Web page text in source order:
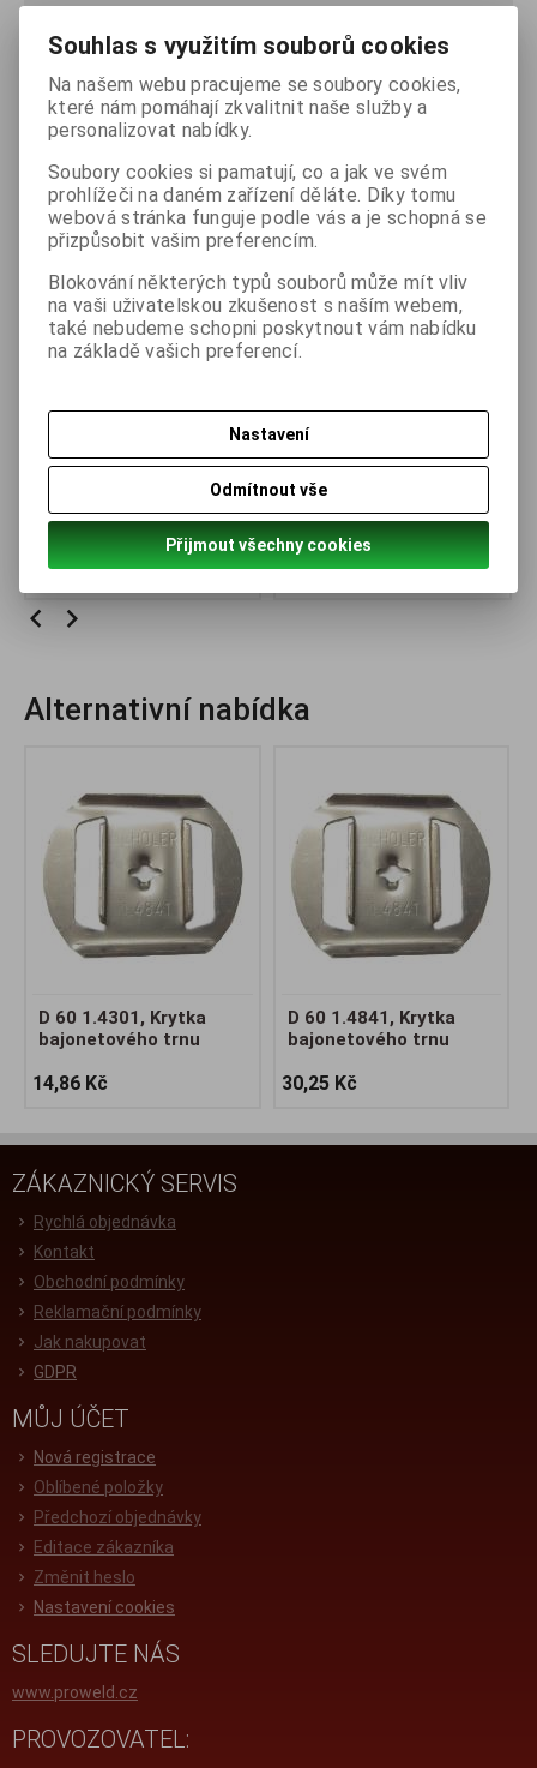
Dotaz na výrobek
Doporučit výrobek
Kompatibilní
Bajonetovy trn FFS 5 x
80 1.4301
57,84 Kč
Bajonetovy trn FFS 5 x
110 1.4301
8,81 Kč
Alternativní nabídka
D 60 1.4301, Krytka
bajonetového trnu
14,86 Kč
D 60 1.4841, Krytka
bajonetového trnu
30,25 Kč
ZÁKAZNICKÝ SERVIS
Rychlá objednávka
Kontakt
Obchodní podmínky
Reklamační podmínky
Jak nakupovat
GDPR
MŮJ ÚČET
Nová registrace
Oblíbené položky
Předchozí objednávky
Editace zákazníka
Změnit heslo
Nastavení cookies
SLEDUJTE NÁS
www.proweld.cz
PROVOZOVATEL:
Souhlas s využitím souborů cookies
Na našem webu pracujeme se soubory cookies,
které nám pomáhají zkvalitnit naše služby a
personalizovat nabídky.
Soubory cookies si pamatují, co a jak ve svém
prohlížeči na daném zařízení děláte. Díky tomu
webová stránka funguje podle vás a je schopná se
přizpůsobit vašim preferencím.
Blokování některých typů souborů může mít vliv
na vaši uživatelskou zkušenost s naším webem,
také nebudeme schopni poskytnout vám nabídku
na základě vašich preferencí.
Nastavení
Odmítnout vše
Přijmout všechny cookies